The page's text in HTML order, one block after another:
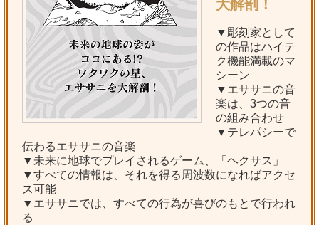
大解剖！
▼彫刻家として
の作品はハイテ
ク機能満載のマ
シーン
▼エササニの音
楽は、3つの音
の組み合わせ
▼テレパシーで
伝わるエササニの音楽
▼未来に地球でプレイされるゲーム、「ヘクサス」
▼すべての情報は、それを得る周波数になればアクセ
ス可能
▼エササニでは、すべての行為が喜びのもとで行われ
る